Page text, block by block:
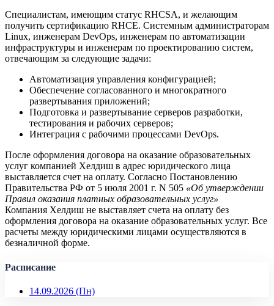
Специалистам, имеющим статус RHCSA, и желающим
получить сертификацию RHCE. Системным администраторам
Linux, инженерам DevOps, инженерам по автоматизации
инфраструктуры и инженерам по проектированию систем,
отвечающим за следующие задачи:
Автоматизация управления конфигурацией;
Обеспечение согласованного и многократного
развертывания приложений;
Подготовка и развертывание серверов разработки,
тестирования и рабочих серверов;
Интеграция с рабочими процессами DevOps.
После оформления договора на оказание образовательных
услуг компанией Хелдиш в адрес юридического лица
выставляется счет на оплату. Согласно Постановлению
Правительства РФ от 5 июля 2001 г. N 505 «Об утверждении
Правил оказания платных образовательных услуг»
Компания Хелдиш не выставляет счета на оплату без
оформления договора на оказание образовательных услуг. Все
расчеты между юридическими лицами осуществляются в
безналичной форме.
Расписание
14.09.2026 (Пн)